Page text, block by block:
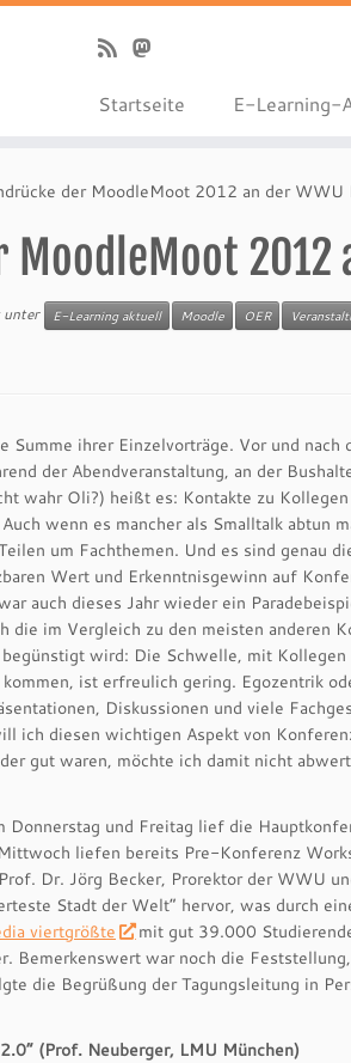
Startseite E-Learning-
der MoodleMoot 2012 an der WWU
MoodleMoot
unter E-Learning aktuell Moodle OER
Summe ihrer Einzelvorträge. Vor und nach
der Abendveranstaltung, an der
wahr Oli?) heißt es: Kontakte zu
wenn es mancher als Smalltalk abtun
um Fachthemen. Und es sind genau
Wert und Erkenntnisgewinn auf
auch dieses Jahr wieder ein
die im Vergleich zu den meisten anderen
wird: Die Schwelle, mit Kollegen
kommen, ist erfreulich gering. Egozentrik
Diskussionen und viele
ich diesen wichtigen Aspekt von
gut waren, möchte ich damit nicht
Donnerstag und Freitag lief die
liefen bereits Pre-Konferenz
Dr. Jörg Becker, Prorektor der WWU
Stadt der Welt“ hervor, was durch
viertgrößte
mit gut 39.000
Bemerkenswert war noch die
die Begrüßung der Tagungsleitung in
(Prof. Neuberger, LMU München)